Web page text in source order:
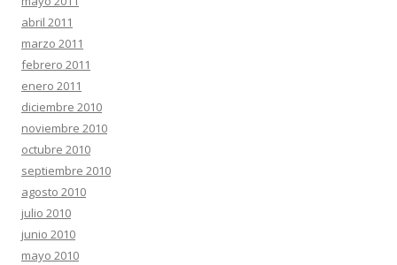
abril 2011
marzo 2011
febrero 2011
enero 2011
diciembre 2010
noviembre 2010
octubre 2010
septiembre 2010
agosto 2010
julio 2010
junio 2010
mayo 2010